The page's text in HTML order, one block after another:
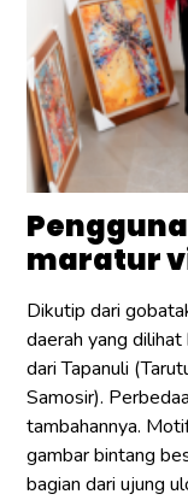
maratur
Dikutip dari
daerah yang
dari Tapanuli
Samosir).
tambahannya.
gambar bintang
bagian dari ujung